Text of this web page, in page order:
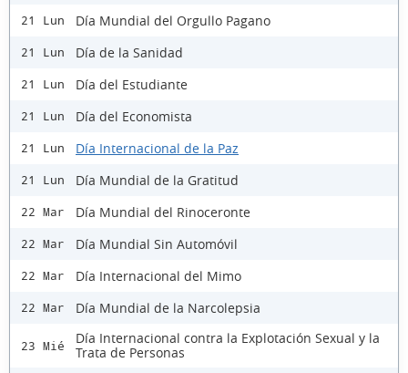
21 Lun Día Mundial del Orgullo Pagano
21 Lun Día de la Sanidad
21 Lun Día del Estudiante
21 Lun Día del Economista
21 Lun Día Internacional de la Paz
21 Lun Día Mundial de la Gratitud
22 Mar Día Mundial del Rinoceronte
22 Mar Día Mundial Sin Automóvil
22 Mar Día Internacional del Mimo
22 Mar Día Mundial de la Narcolepsia
23 Mié
Día Internacional contra la Explotación Sexual y la
Trata de Personas